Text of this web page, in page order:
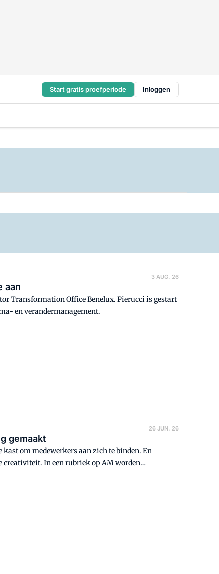
Start gratis proefperiode Inloggen
3 AUG. 26
aan
Transformation Office Benelux. Pierucci is gestart
en verandermanagement.
26 JUN. 26
gemaakt
om medewerkers aan zich te binden. En
creativiteit. In een rubriek op AM worden